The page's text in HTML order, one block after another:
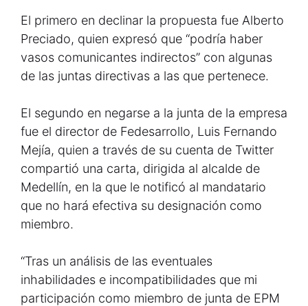
El primero en declinar la propuesta fue Alberto
Preciado, quien expresó que “podría haber
vasos comunicantes indirectos” con algunas
de las juntas directivas a las que pertenece.
El segundo en negarse a la junta de la empresa
fue el director de Fedesarrollo, Luis Fernando
Mejía, quien a través de su cuenta de Twitter
compartió una carta, dirigida al alcalde de
Medellín, en la que le notificó al mandatario
que no hará efectiva su designación como
miembro.
“Tras un análisis de las eventuales
inhabilidades e incompatibilidades que mi
participación como miembro de junta de EPM